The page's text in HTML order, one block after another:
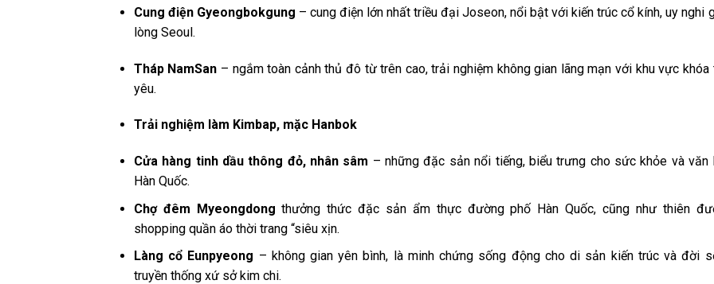
Cung điện Gyeongbokgung – cung điện lớn nhất triều đại Joseon, nổi bật với kiến trúc cổ kính, uy nghi
lòng Seoul.
Tháp NamSan – ngắm toàn cảnh thủ đô từ trên cao, trải nghiệm không gian lãng mạn với khu vực khóa
yêu.
Trải nghiệm làm Kimbap, mặc Hanbok
Cửa hàng tinh dầu thông đỏ, nhân sâm – những đặc sản nổi tiếng, biểu trưng cho sức khỏe và văn
Hàn Quốc.
Chợ đêm Myeongdongthưởng thức đặc sản ẩm thực đường phố Hàn Quốc, cũng như thiên
shopping quần áo thời trang “siêu xịn.
Làng cổ Eunpyeong – không gian yên bình, là minh chứng sống động cho di sản kiến trúc và đời
truyền thống xứ sở kim chi.